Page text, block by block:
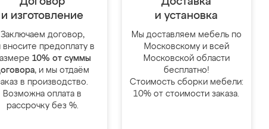
и изготовление
Заключаем договор,
вносите предоплату в
10% от суммы
, и мы отдаём
в производство.
Возможна оплата в
рассрочку без %.
и установка
Мы доставляем мебель по
Московскому и всей
Московской области
бесплатно!
Стоимость сборки мебели:
10% от стоимости заказа.